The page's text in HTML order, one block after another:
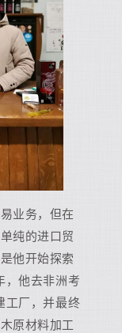
业务，但在
纯的进口贸
他开始探索
，他去非洲考
工厂，并最终
原材料加工